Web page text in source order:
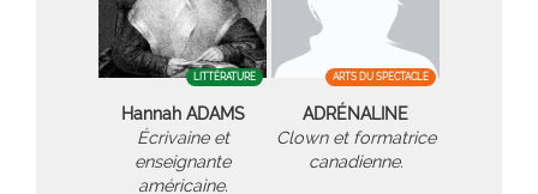
LITTÉRATURE
Hannah ADAMS
Écrivaine et
enseignante
américaine.
ARTS DU SPECTACLE
ADRÉNALINE
Clown et formatrice
canadienne.